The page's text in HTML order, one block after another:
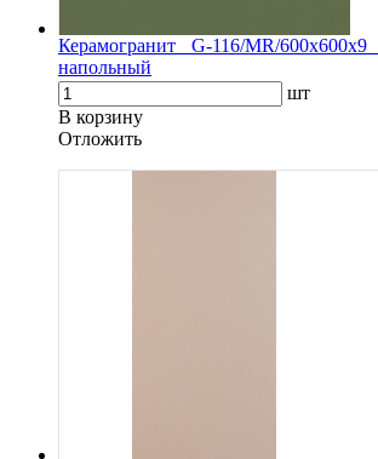
Керамогранит G-116/MR/
напольный
шт
В корзину
Oтложить